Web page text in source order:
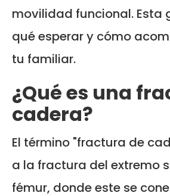
movilidad funcional. Esta
qué esperar y cómo
tu familiar.
¿Qué es una
cadera?
El término "fractura de
a la fractura del extremo
fémur, donde este se